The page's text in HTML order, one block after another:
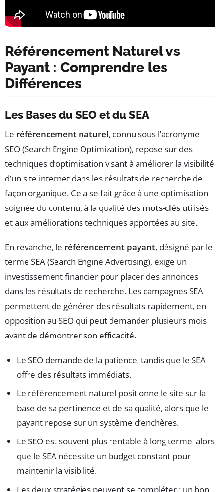
Référencement Naturel vs
Payant : Comprendre les
Différences
Les Bases du SEO et du SEA
Le référencement naturel, connu sous l’acronyme
SEO (Search Engine Optimization), repose sur des
techniques d’optimisation visant à améliorer la visibilité
d’un site internet dans les résultats de recherche de
façon organique. Cela se fait grâce à une optimisation
soignée du contenu, à la qualité des mots-clés utilisés
et aux améliorations techniques apportées au site.
En revanche, le référencement payant, désigné par le
terme SEA (Search Engine Advertising), exige un
investissement financier pour placer des annonces
dans les résultats de recherche. Les campagnes SEA
permettent de générer des résultats rapidement, en
opposition au SEO qui peut demander plusieurs mois
avant de démontrer son efficacité.
Le SEO demande de la patience, tandis que le SEA
offre des résultats immédiats.
Le référencement naturel positionne le site sur la
base de sa pertinence et de sa qualité, alors que le
payant repose sur un système d’enchères.
Le SEO est souvent plus rentable à long terme, alors
que le SEA nécessite un budget constant pour
maintenir la visibilité.
Les deux stratégies peuvent se compléter : un bon